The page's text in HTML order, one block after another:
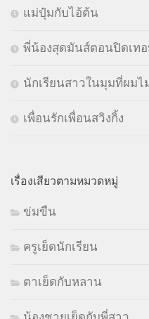
แม่ปุ๋มกับไอ้ต้น
พี่น้องสุดมันส์ตอนปิดเท
นักเรียนสาวในมุมที่ผมไ
เพื่อนรักเพื่อนสวิงกิ้ง
เรื่องเสียวตามหมวดหมู่
ข่มขืน
ครูเย็ดนักเรียน
ตาเย็ดกับหลาน
น้องชายเย็ดกับพี่สาว